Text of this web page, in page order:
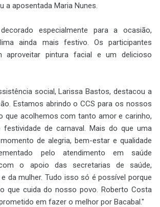
a aposentada Maria Nunes.
especialmente para a ocasião,
ainda mais festivo. Os participantes
aproveitar pintura facial e um delicioso
social, Larissa Bastos, destacou a
Estamos abrindo o CCS para os nossos
que acolhemos com tanto amor e carinho,
festividade de carnaval. Mais do que uma
de alegria, bem-estar e qualidade
pelo atendimento em saúde
o apoio das secretarias de saúde,
da mulher. Tudo isso só é possível porque
que cuida do nosso povo. Roberto Costa
em fazer o melhor por Bacabal."